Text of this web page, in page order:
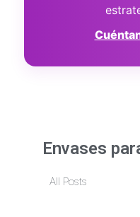
Envases
All Posts